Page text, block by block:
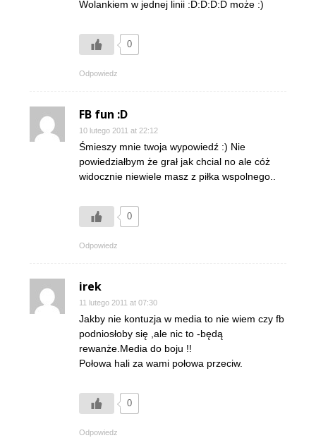
Wolankiem w jednej linii :D:D:D:D może :)
0
Odpowiedz
FB fun :D
10 lutego 2011 at 22:12
Śmieszy mnie twoja wypowiedź :) Nie
powiedziałbym że grał jak chcial no ale cóż
widocznie niewiele masz z piłka wspolnego..
0
Odpowiedz
irek
11 lutego 2011 at 07:30
Jakby nie kontuzja w media to nie wiem czy fb
podniosłoby się ,ale nic to -będą
rewanże.Media do boju !!
Połowa hali za wami połowa przeciw.
0
Odpowiedz